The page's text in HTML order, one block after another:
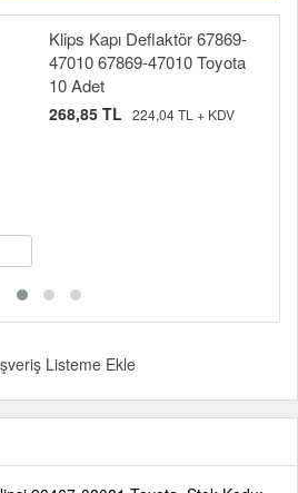
Klips Kapı Deflaktör 67869-
47010 67869-47010 Toyota
10 Adet
268,85 TL 224,04 TL + KDV
Listeme Ekle